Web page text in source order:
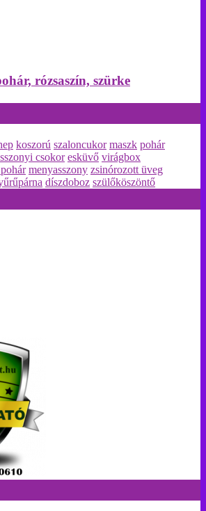
rózsaszín, szürke
koszorú szaloncukor maszk pohár
csokor esküvő virágbox
menyasszony zsinórozott üveg
díszdoboz szülőköszöntő